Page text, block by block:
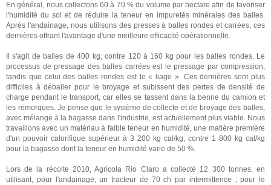
En général, nous collectons 60 à 70 % du volume par hectare afin de favoriser
l'humidité du sol et de réduire la teneur en impuretés minérales des balles.
Après l'andainage, nous utilisons des presses à balles rondes et carrées, ces
dernières offrant l'avantage d'une meilleure efficacité opérationnelle.
Il s'agit de balles de 400 kg, contre 120 à 160 kg pour les balles rondes. Le
processus de pressage des balles carrées est le pressage par compression,
tandis que celui des balles rondes est le « liage ». Ces dernières sont plus
difficiles à déballer pour le broyage et subissent des pertes de densité de
charge pendant le transport, car elles se tassent dans la benne du camion et
les remorques. Je pense que le système de collecte et de broyage des balles,
avec mélange à la bagasse dans l'industrie, est actuellement plus viable. Nous
travaillons avec un matériau à faible teneur en humidité, une matière première
d'un pouvoir calorifique supérieur à 3 200 kg cal/kg, contre 1 800 kg cal/kg
pour la bagasse dont la teneur en humidité varie de 50 %.
Lors de la récolte 2010, Agrícola Rio Claro a collecté 12 300 tonnes, en
utilisant, pour l'andainage, un tracteur de 70 ch par intermittence ; pour le